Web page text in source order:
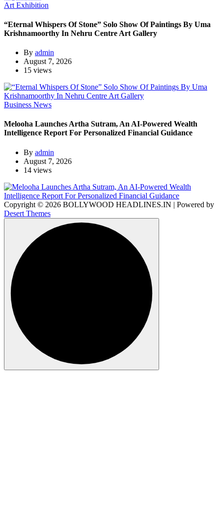
Art Exhibition
“Eternal Whispers Of Stone” Solo Show Of Paintings By Uma
Krishnamoorthy In Nehru Centre Art Gallery
By admin
August 7, 2026
15 views
Business News
Melooha Launches Artha Sutram, An AI-Powered Wealth
Intelligence Report For Personalized Financial Guidance
By admin
August 7, 2026
14 views
Copyright © 2026 BOLLYWOOD HEADLINES.IN | Powered by
Desert Themes